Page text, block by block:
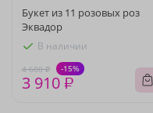
Букет из 11 розовых роз
Эквадор
В наличии
4 600 ₽ -15%
3 910 ₽